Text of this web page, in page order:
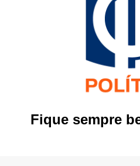
Fique sempre